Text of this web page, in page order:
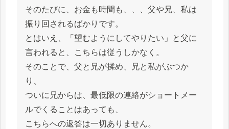
そのたびに、お金も時間も、、、父や兄、私は
振り回されるばかりです。
とはいえ、「望むようにしてやりたい」と父に
言われると、こちらは従うしかなく。
そのことで、父と兄が揉め、兄と私がぶつか
り、
ついに兄からは、最低限の連絡がショートメー
ルでくることはあっても、
こちらへの返答は一切ありません。